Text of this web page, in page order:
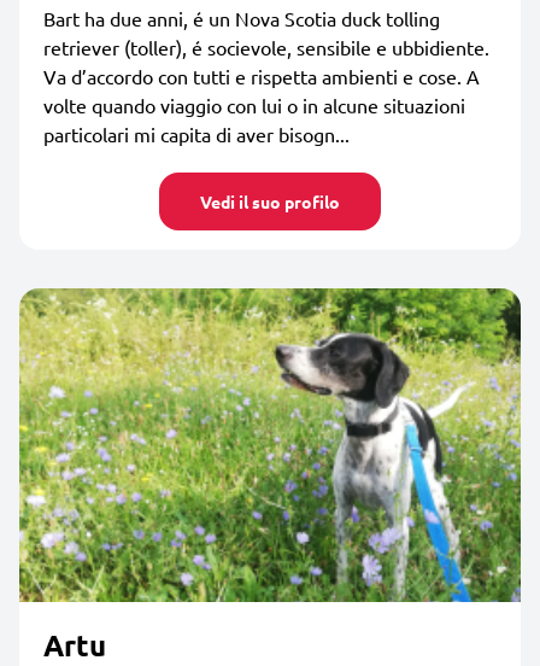
Bart ha due anni, é un Nova Scotia duck tolling
retriever (toller), é socievole, sensibile e ubbidiente.
Va d’accordo con tutti e rispetta ambienti e cose. A
volte quando viaggio con lui o in alcune situazioni
particolari mi capita di aver bisogn...
Vedi il suo profilo
Artu